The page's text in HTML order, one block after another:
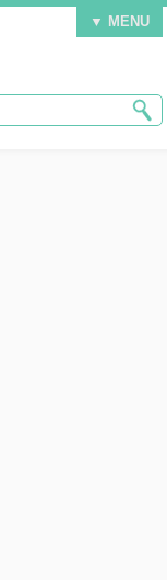
▼ MENU